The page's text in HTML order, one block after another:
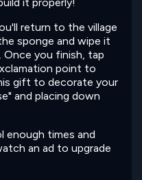
return to the village
sponge and wipe it
Once you finish, tap
point to
gift to decorate your
and placing down
enough times and
an ad to upgrade